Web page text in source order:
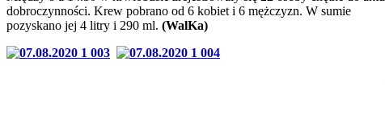
dobroczynności. Krew pobrano od 6 kobiet i 6 mężczyzn. W sumie
pozyskano jej 4 litry i 290 ml. (WalKa)